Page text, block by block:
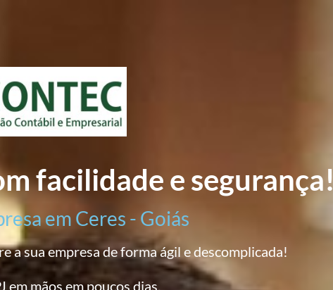
facilidade e segurança!
em Ceres - Goiás
a sua empresa de forma ágil e descomplicada!
em mãos em poucos dias.